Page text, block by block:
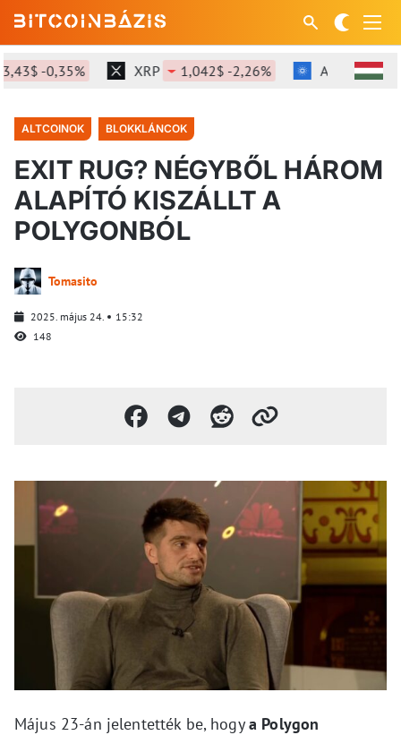
-0,35% XRP 1,042$ -2,26% ADA 0,187$ -
ALTCOINOK BLOKKLÁNCOK
EXIT RUG? NÉGYBŐL HÁROM
ALAPÍTÓ KISZÁLLT A
POLYGONBÓL
Tomasito
2025. május 24.
15:32
148
Május 23-án jelentették be, hogya Polygon